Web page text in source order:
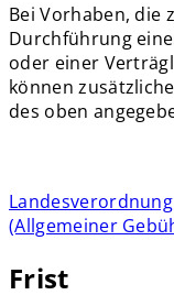
Bei Vorhaben, die
Durchführung
oder einer
können
des oben
(Allgemeiner
Frist